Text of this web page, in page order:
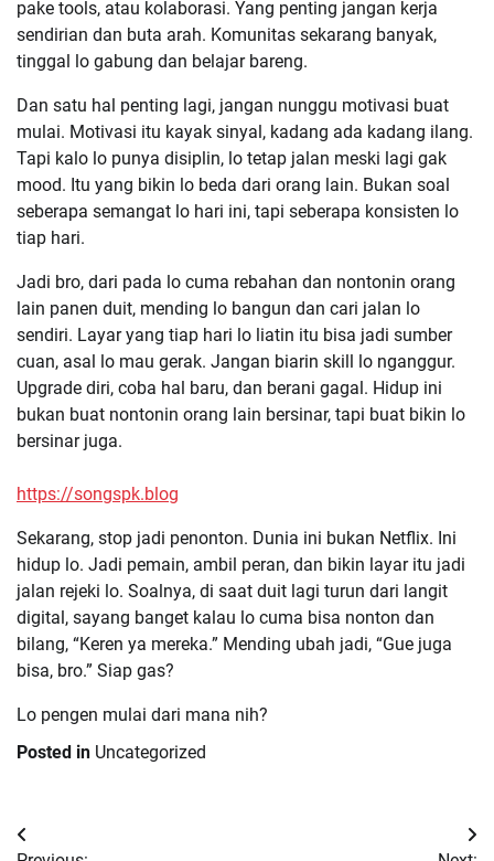
pake tools, atau kolaborasi. Yang penting jangan kerja
sendirian dan buta arah. Komunitas sekarang banyak,
tinggal lo gabung dan belajar bareng.
Dan satu hal penting lagi, jangan nunggu motivasi buat
mulai. Motivasi itu kayak sinyal, kadang ada kadang ilang.
Tapi kalo lo punya disiplin, lo tetap jalan meski lagi gak
mood. Itu yang bikin lo beda dari orang lain. Bukan soal
seberapa semangat lo hari ini, tapi seberapa konsisten lo
tiap hari.
Jadi bro, dari pada lo cuma rebahan dan nontonin orang
lain panen duit, mending lo bangun dan cari jalan lo
sendiri. Layar yang tiap hari lo liatin itu bisa jadi sumber
cuan, asal lo mau gerak. Jangan biarin skill lo nganggur.
Upgrade diri, coba hal baru, dan berani gagal. Hidup ini
bukan buat nontonin orang lain bersinar, tapi buat bikin lo
bersinar juga.
https://songspk.blog
Sekarang, stop jadi penonton. Dunia ini bukan Netflix. Ini
hidup lo. Jadi pemain, ambil peran, dan bikin layar itu jadi
jalan rejeki lo. Soalnya, di saat duit lagi turun dari langit
digital, sayang banget kalau lo cuma bisa nonton dan
bilang, “Keren ya mereka.” Mending ubah jadi, “Gue juga
bisa, bro.” Siap gas?
Lo pengen mulai dari mana nih?
Posted in Uncategorized
Post